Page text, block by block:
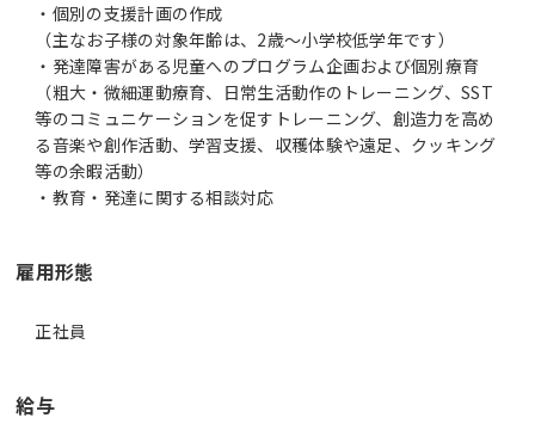
・個別の支援計画の作成
（主なお子様の対象年齢は、2歳～小学校低学年です）
・発達障害がある児童へのプログラム企画および個別療育
（粗大・微細運動療育、日常生活動作のトレーニング、SST
等のコミュニケーションを促すトレーニング、創造力を高め
る音楽や創作活動、学習支援、収穫体験や遠足、クッキング
等の余暇活動）
・教育・発達に関する相談対応
雇用形態
正社員
給与